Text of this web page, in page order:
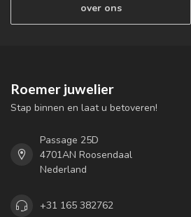
over ons
Roemer juwelier
Stap binnen en laat u betoveren!
Passage 25D
4701AN Roosendaal
Nederland
+31 165 382762